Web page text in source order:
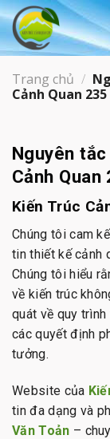
Skip
to
content
Trang chủ /
Cảnh Quan 235
Nguyên
Cảnh Quan
Kiến Trúc
Chúng tôi cam
tin thiết kế cảnh
Chúng tôi hiểu
về kiến trúc
quát về quy
các quyết định
tưởng.
Website của
tin đa dạng và
Văn Toản –